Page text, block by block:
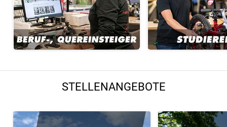
STELLENANGEBOTE